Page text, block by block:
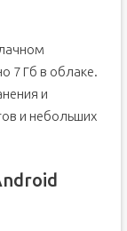
7 Гб в облаке.
и
и небольших